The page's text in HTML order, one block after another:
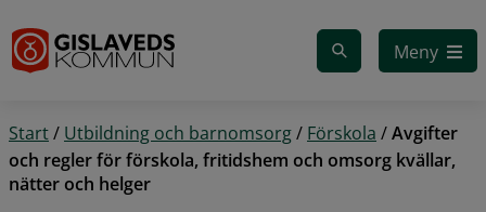
Meny
Start/ Utbildning och barnomsorg/ Förskola /Avgifter
och regler för förskola, fritidshem och omsorg kvällar,
nätter och helger